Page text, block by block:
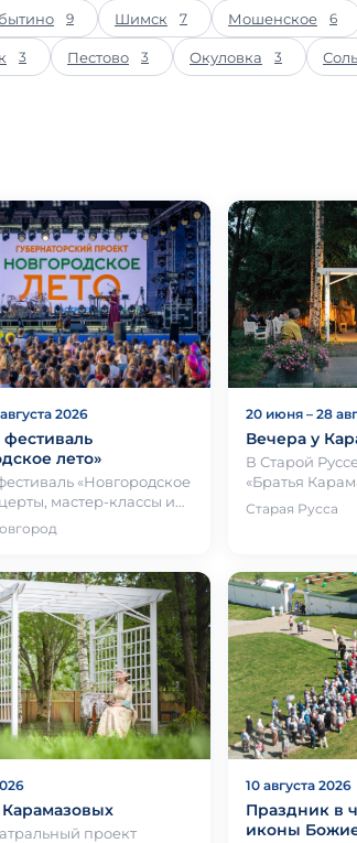
9 Шимск 7 Мошенское 6
3 Пестово 3 Окуловка 3
2026
лето»
«Новгородское
мастер-классы и
встречи всё лето на
региона.
20 июня – 28
Вечера у
В Старой
«Братья
открывается
Старая Русса
проект
10 августа 2026
Праздник в
иконы